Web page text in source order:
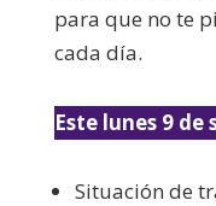
para que no te
cada día.
Este lunes 9 de
Situación de